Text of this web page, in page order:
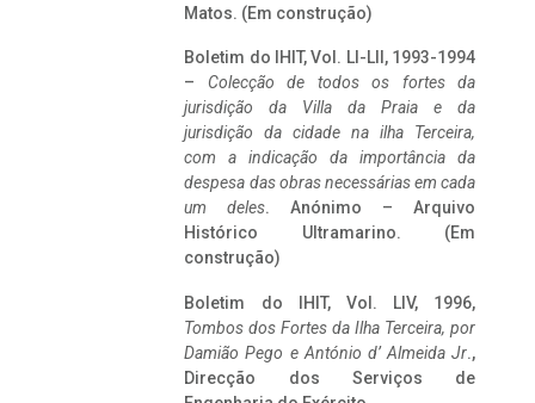
Matos. (Em construção)
Boletim do IHIT, Vol. LI-LII, 1993-1994
– Colecção de todos os fortes da
jurisdição da Villa da Praia e da
jurisdição da cidade na ilha Terceira,
com a indicação da importância da
despesa das obras necessárias em cada
um deles. Anónimo – Arquivo
Histórico Ultramarino. (Em
construção)
Boletim do IHIT, Vol. LIV, 1996,
Tombos dos Fortes da Ilha Terceira, por
Damião Pego e António d’ Almeida Jr.,
Direcção dos Serviços de